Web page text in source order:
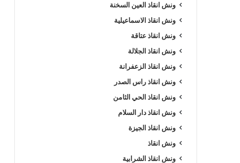
ونش انقاذ العين السخنة
ونش انقاذ الاسماعيلية
ونش انقاذ عتاقة
ونش انقاذ الجلالة
ونش انقاذ الزعفرانة
ونش انقاذ راس الصدر
ونش انقاذ الحي الثامن
ونش انقاذ دار السلام
ونش انقاذ الجيزة
ونش انقاذ
ونش انقاذ الشرابية